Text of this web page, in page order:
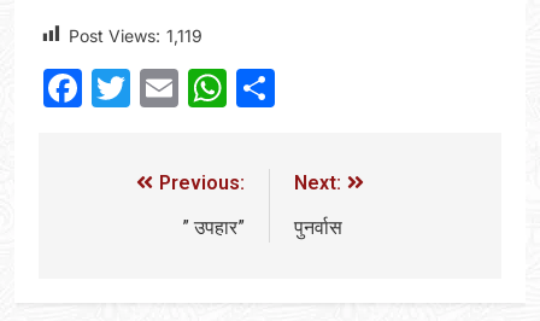
Post Views: 1,119
Facebook
Twitter
EmailWhatsApp
Previous:
” उपहार”
Next:
पुनर्वास